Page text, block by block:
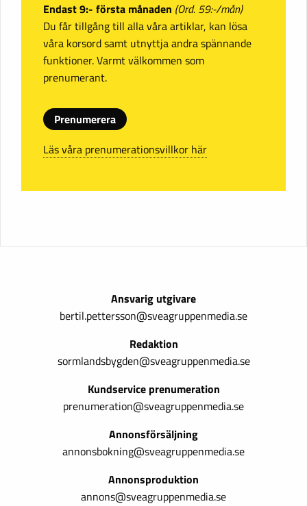
Endast 9:- första månaden (Ord. 59:-/mån)
Du får tillgång till alla våra artiklar, kan lösa
våra korsord samt utnyttja andra spännande
funktioner. Varmt välkommen som
prenumerant.
Prenumerera
Läs våra prenumerationsvillkor här
Ansvarig utgivare
bertil.pettersson@sveagruppenmedia.se
Redaktion
sormlandsbygden@sveagruppenmedia.se
Kundservice prenumeration
prenumeration@sveagruppenmedia.se
Annonsförsäljning
annonsbokning@sveagruppenmedia.se
Annonsproduktion
annons@sveagruppenmedia.se